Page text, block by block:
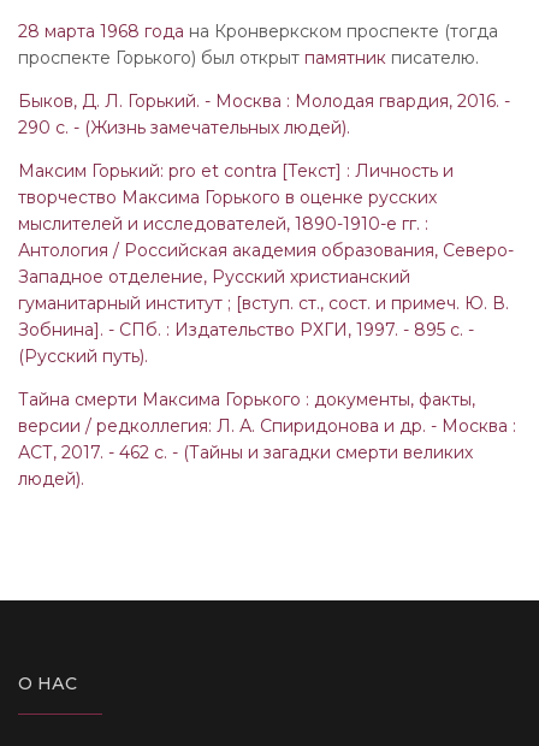
28 марта 1968 года на Кронверкском проспекте (тогда
проспекте Горького) был открыт памятник писателю.
Быков, Д. Л. Горький. - Москва : Молодая гвардия, 2016. -
290 с. - (Жизнь замечательных людей).
Максим Горький: pro et contra [Текст] : Личность и
творчество Максима Горького в оценке русских
мыслителей и исследователей, 1890-1910-е гг. :
Антология / Российская академия образования, Северо-
Западное отделение, Русский христианский
гуманитарный институт ; [вступ. ст., сост. и примеч. Ю. В.
Зобнина]. - СПб. : Издательство РХГИ, 1997. - 895 с. -
(Русский путь).
Тайна смерти Максима Горького : документы, факты,
версии / редколлегия: Л. А. Спиридонова и др. - Москва :
АСТ, 2017. - 462 с. - (Тайны и загадки смерти великих
людей).
О НАС